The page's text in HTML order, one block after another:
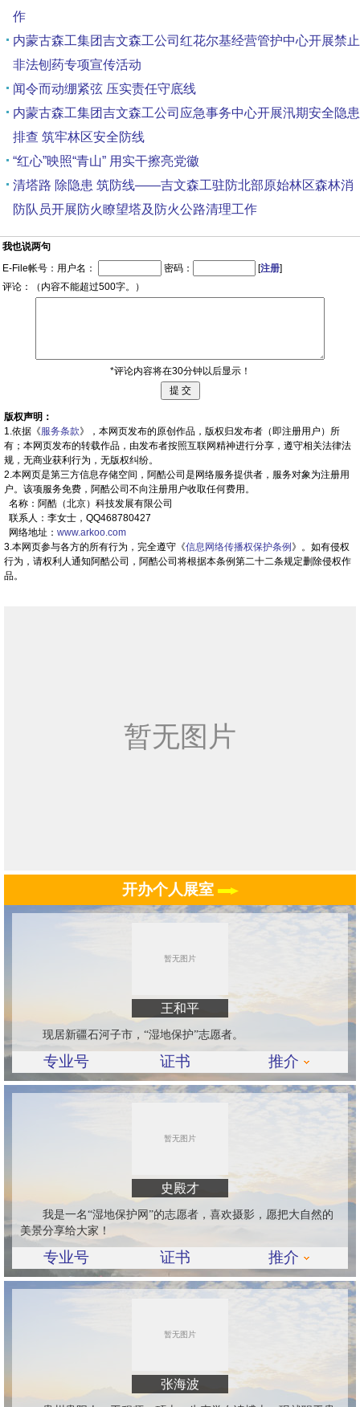
作
内蒙古森工集团吉文森工公司红花尔基经营管护中心开展禁止
非法刨药专项宣传活动
闻令而动绷紧弦 压实责任守底线
内蒙古森工集团吉文森工公司应急事务中心开展汛期安全隐患
排查 筑牢林区安全防线
“红心”映照“青山” 用实干擦亮党徽
清塔路 除隐患 筑防线——吉文森工驻防北部原始林区森林消
防队员开展防火瞭望塔及防火公路清理工作
我也说两句
E-File帐号：用户名：
密码： [注册]
评论：（内容不能超过500字。）
*评论内容将在30分钟以后显示！
版权声明：
1.依据《服务条款》，本网页发布的原创作品，版权归发布者（即注册用户）所
有；本网页发布的转载作品，由发布者按照互联网精神进行分享，遵守相关法律法
规，无商业获利行为，无版权纠纷。
2.本网页是第三方信息存储空间，阿酷公司是网络服务提供者，服务对象为注册用
户。该项服务免费，阿酷公司不向注册用户收取任何费用。
名称：阿酷（北京）科技发展有限公司
联系人：李女士，QQ468780427
网络地址： www.arkoo.com
3.本网页参与各方的所有行为，完全遵守《信息网络传播权保护条例 》。如有侵权
行为，请权利人通知阿酷公司，阿酷公司将根据本条例第二十二条规定删除侵权作
品。
开办个人展室
王和平
现居新疆石河子市，“湿地保护”志愿者。
专业号 证书 推介
史殿才
我是一名“湿地保护网”的志愿者，喜欢摄影，愿把大自然的
美景分享给大家！
专业号 证书 推介
张海波